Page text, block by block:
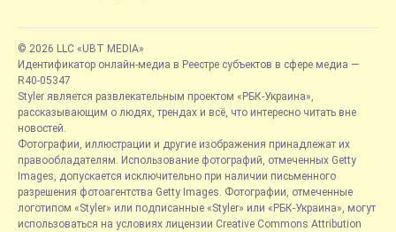
© 2026 LLC «UBT MEDIA»
Идентификатор онлайн-медиа в Реестре субъектов в сфере медиа —
R40-05347
Styler является развлекательным проектом «РБК-Украина»,
рассказывающим о людях, трендах и всё, что интересно читать вне
новостей.
Фотографии, иллюстрации и другие изображения принадлежат их
правообладателям. Использование фотографий, отмеченных Getty
Images, допускается исключительно при наличии письменного
разрешения фотоагентства Getty Images. Фотографии, отмеченные
логотипом «Styler» или подписанные «Styler» или «РБК-Украина», могут
использоваться на условиях лицензии Creative Commons Attribution